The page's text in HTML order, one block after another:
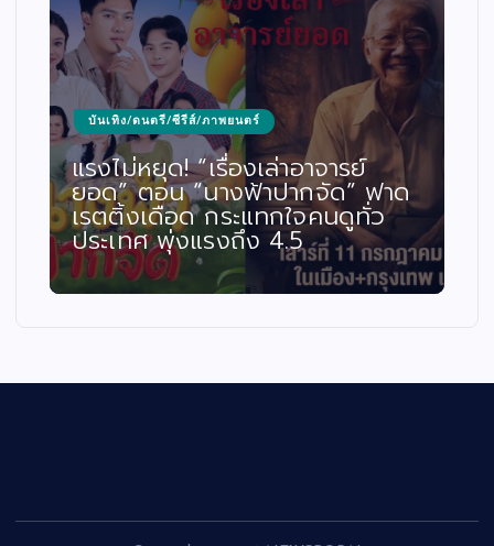
บันเทิง/ดนตรี/ซีรีส์/ภาพยนตร์
แรงไม่หยุด! “เรื่องเล่าอาจารย์
ยอด” ตอน “นางฟ้าปากจัด” ฟาด
เรตติ้งเดือด กระแทกใจคนดูทั่ว
ประเทศ พุ่งแรงถึง 4.5